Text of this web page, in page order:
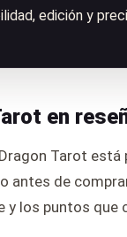
edición y
en
Tarot
antes de
los puntos